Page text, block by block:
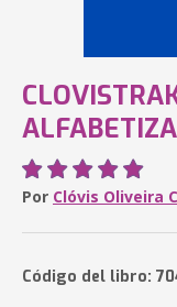
Por Clóvis Oliveira
Código del libro: